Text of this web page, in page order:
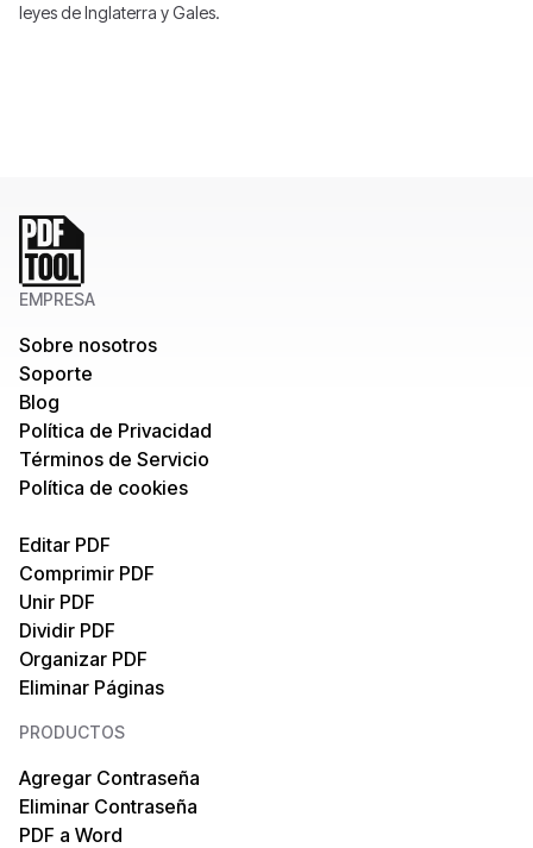
leyes de Inglaterra y Gales.
Editar PDF
Comprimir PDF
Unir PDF
Dividir PDF
Organizar PDF
Eliminar Páginas
PRODUCTOS
Agregar Contraseña
Eliminar Contraseña
PDF a Word
EMPRESA
Sobre nosotros
Soporte
Blog
Política de Privacidad
Términos de Servicio
Política de cookies